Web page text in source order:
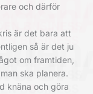
och därför
är det bara att
så är det ju
om framtiden,
ska planera.
knäna och göra